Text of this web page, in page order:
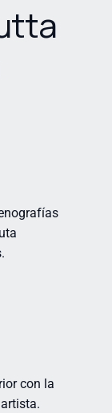
con la